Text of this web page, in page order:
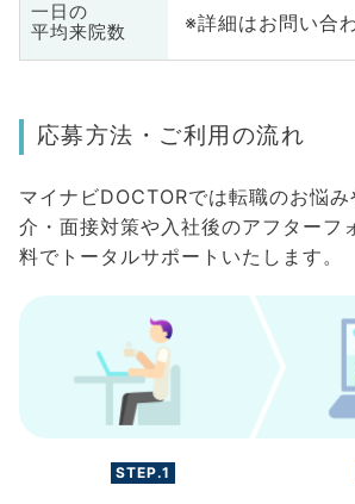
一日の
平均来院数
※詳細はお問い合
応募方法・ご利用の流れ
マイナビDOCTORでは転職のお悩
介・面接対策や入社後のアフターフ
料でトータルサポートいたします。
STEP.1